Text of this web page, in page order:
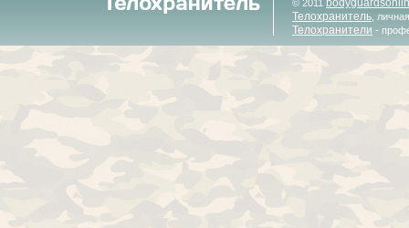
© 2011
Телохранитель ,
Телохранители -